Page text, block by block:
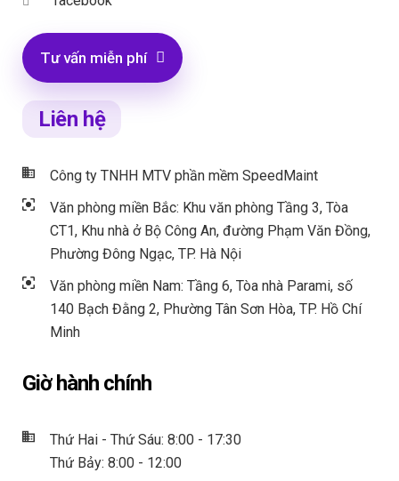
Tư vấn miễn phí
Liên hệ
Công ty TNHH MTV phần mềm SpeedMaint
Văn phòng miền Bắc: Khu văn phòng Tầng 3, Tòa
CT1, Khu nhà ở Bộ Công An, đường Phạm Văn Đồng,
Phường Đông Ngạc, TP. Hà Nội
Văn phòng miền Nam: Tầng 6, Tòa nhà Parami, số
140 Bạch Đằng 2, Phường Tân Sơn Hòa, TP. Hồ Chí
Minh
Giờ hành chính
Thứ Hai - Thứ Sáu: 8:00 - 17:30
Thứ Bảy: 8:00 - 12:00